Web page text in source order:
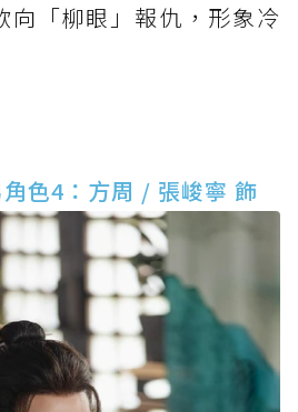
向「柳眼」報仇，形象冷
角色4：方周 / 張峻寧 飾